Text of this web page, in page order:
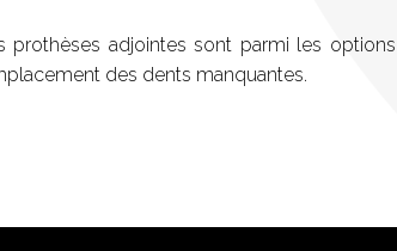
prothèses adjointes sont parmi les options
des dents manquantes.